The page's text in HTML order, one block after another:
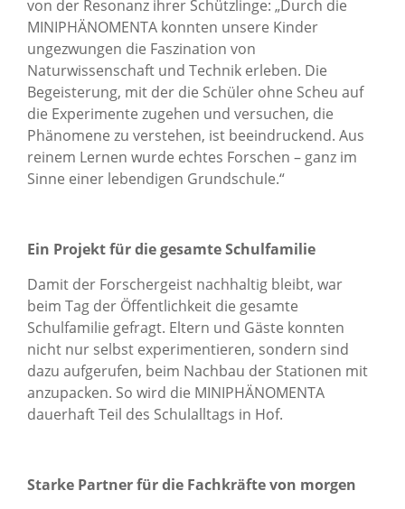
von der Resonanz ihrer Schützlinge: „Durch die
MINIPHÄNOMENTA konnten unsere Kinder
ungezwungen die Faszination von
Naturwissenschaft und Technik erleben. Die
Begeisterung, mit der die Schüler ohne Scheu auf
die Experimente zugehen und versuchen, die
Phänomene zu verstehen, ist beeindruckend. Aus
reinem Lernen wurde echtes Forschen – ganz im
Sinne einer lebendigen Grundschule.“
Ein Projekt für die gesamte Schulfamilie
Damit der Forschergeist nachhaltig bleibt, war
beim Tag der Öffentlichkeit die gesamte
Schulfamilie gefragt. Eltern und Gäste konnten
nicht nur selbst experimentieren, sondern sind
dazu aufgerufen, beim Nachbau der Stationen mit
anzupacken. So wird die MINIPHÄNOMENTA
dauerhaft Teil des Schulalltags in Hof.
Starke Partner für die Fachkräfte von morgen